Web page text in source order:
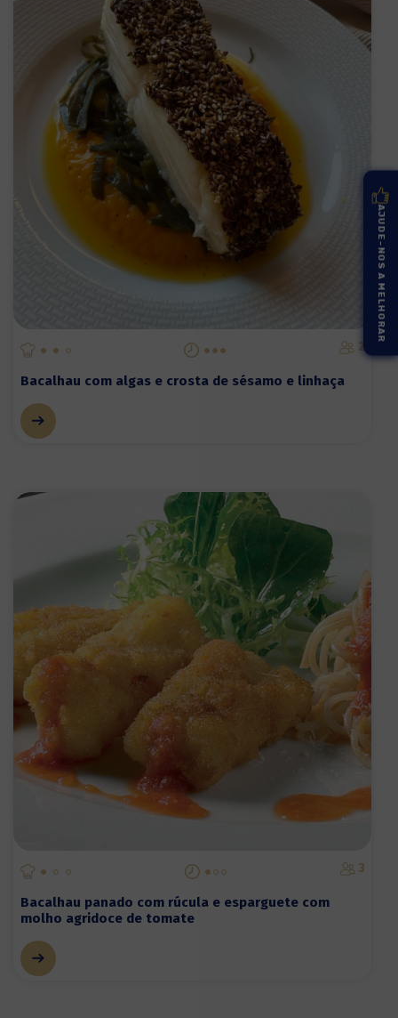
2
Bacalhau com algas e crosta de sésamo e linhaça
3
Bacalhau panado com rúcula e esparguete com
molho agridoce de tomate
AJUDE-NOS A MELHORAR